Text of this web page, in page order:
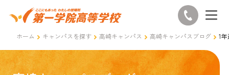
ホーム キャンパスを探す 高崎キャンパス 高崎キャンパスブログ 1